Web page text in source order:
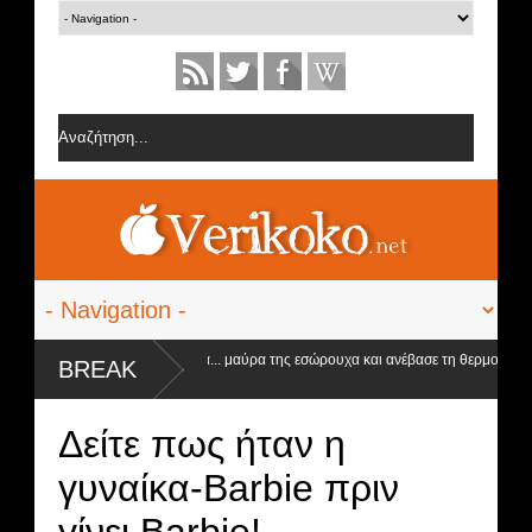
BREAK
Στεργιανού έβαλε τα... μαύρα της εσώρουχα και ανέβασε τη θερμοκρασία
Δείτε πως ήταν η
γυναίκα-Barbie πριν